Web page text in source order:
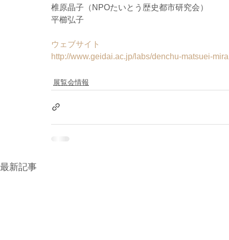
椎原晶子（NPOたいとう歴史都市研究会）
平櫛弘子
ウェブサイト
http://www.geidai.ac.jp/labs/denchu-matsuei-
展覧会情報
最新記事